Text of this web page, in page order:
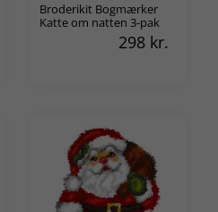
Broderikit Bogmærker
Katte om natten 3-pak
298 kr.